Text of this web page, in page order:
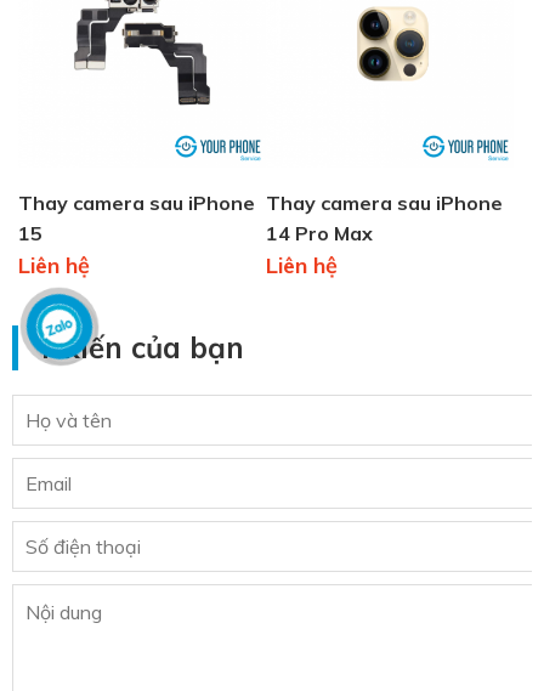
Thay camera sau iPhone
15
Liên hệ
Thay camera sau iPhone
14 Pro Max
Liên hệ
Ý kiến của bạn